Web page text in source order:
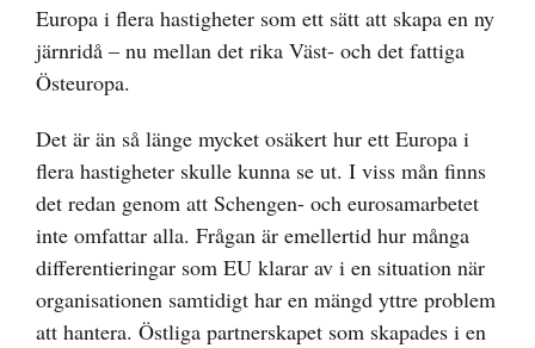
Europa i flera hastigheter som ett sätt att skapa en ny
järnridå – nu mellan det rika Väst- och det fattiga
Östeuropa.
Det är än så länge mycket osäkert hur ett Europa i
flera hastigheter skulle kunna se ut. I viss mån finns
det redan genom att Schengen- och eurosamarbetet
inte omfattar alla. Frågan är emellertid hur många
differentieringar som EU klarar av i en situation när
organisationen samtidigt har en mängd yttre problem
att hantera. Östliga partnerskapet som skapades i en